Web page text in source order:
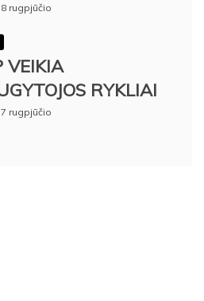
rugpjūčio
VEIKIA
RYKLIAI
rugpjūčio